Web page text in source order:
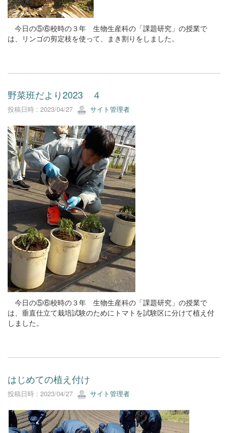
今日の⑤⑥校時の３年 生物生産科の「課題研究」の授業で
は、リンゴの剪定枝を使って、まき割りをしました。
野菜班だより2023 ４
投稿日時 : 2023/04/27 サイト管理者
今日の⑤⑥校時の３年 生物生産科の「課題研究」の授業で
は、垂直仕立て栽培試験のためにトマトを試験区に分けて植え付
しました。
はじめての植え付け
投稿日時 : 2023/04/27 サイト管理者